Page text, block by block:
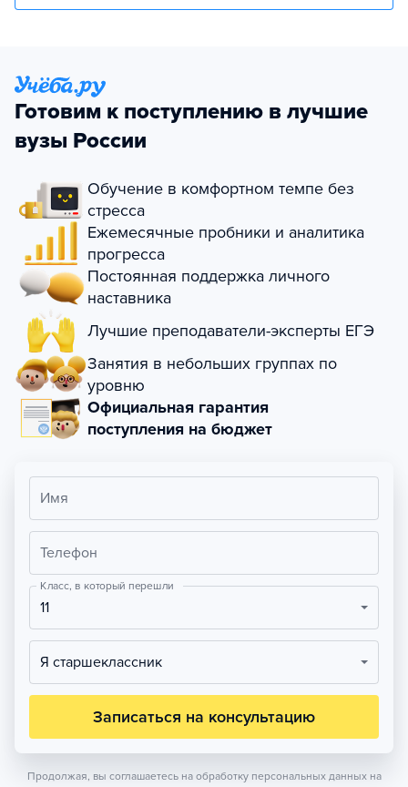
Готовим к поступлению в лучшие
вузы России
Обучение в комфортном темпе без
стресса
Ежемесячные пробники и аналитика
прогресса
Постоянная поддержка личного
наставника
Лучшие преподаватели-эксперты ЕГЭ
Занятия в небольших группах по
уровню
Официальная гарантия
поступления на бюджет
Имя
Телефон
Класс, в который перешли
11
Я старшеклассник
Записаться на консультацию
Продолжая, вы соглашаетесь на обработку персональных данных на